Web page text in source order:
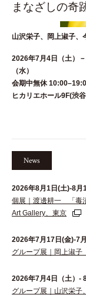
まなざしの奇
山沢栄子、岡上淑子、
2026年7月4日（土）
会期中無休
ヒカリエホール9F(渋谷
News
2026年8月1日(土)-8月
個展｜渡邊耕一 「毒
Art Gallery、東京
2026年7月17日(金)-7
グループ展｜岡上淑
2026年7月4日（土）-
グループ展｜山沢栄子